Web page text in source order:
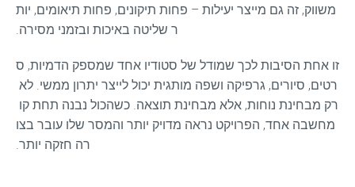
משווק, זה גם מייצר יעילות – פחות תיקונים, פחות תיאומים, יות
ר שליטה באיכות ובזמני מסירה.
זו אחת הסיבות לכך שמודל של סטודיו אחד שמספק הדמיות, ס
מחשבה אחד, הפרויקט נראה מדויק יותר והמסר שלו עובר בצו
רה חזקה יותר.